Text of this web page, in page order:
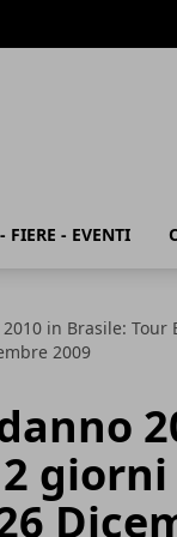
FIERE - EVENTI
in Brasile: Tour
2009
giorni